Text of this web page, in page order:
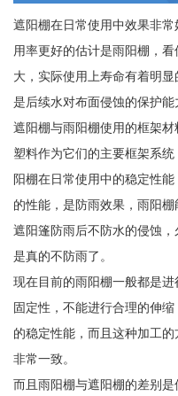
遮阳棚在日常使用中效果非
用率更好的估计是雨阳棚，
大，实际使用上寿命有着明
是后续水对布面侵蚀的保护能
遮阳棚与雨阳棚使用的框架
塑料作为它们的主要框架系
阳棚在日常使用中的稳定性
的性能，是防雨效果，雨阳
遮阳篷防雨后不防水的侵蚀
是真的不防雨了。
现在目前的雨阳棚一般都是
固定性，不能进行合理的伸
的稳定性能，而且这种加工
非常一致。
而且雨阳棚与遮阳棚的差别